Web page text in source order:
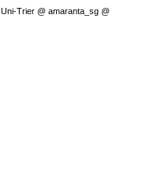
Uni-Trier @ amaranta_sg @